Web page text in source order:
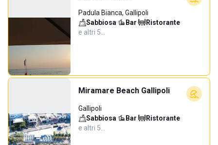
Padula Bianca, Gallipoli
Sabbiosa· Bar· Ristorante·
e altri 5…
Miramare Beach Gallipoli
Gallipoli
Sabbiosa· Bar· Ristorante·
e altri 5…